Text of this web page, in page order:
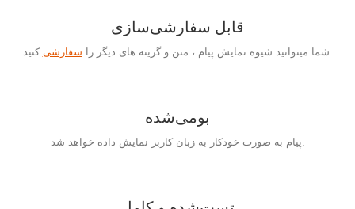
قابل سفارشی‌سازی
شما میتوانید شیوه نمایش پیام ، متن و گزینه های دیگر را سفارشی کنید.
بومی‌شده
پیام به صورت خودکار به زبان کاربر نمایش داده خواهد شد.